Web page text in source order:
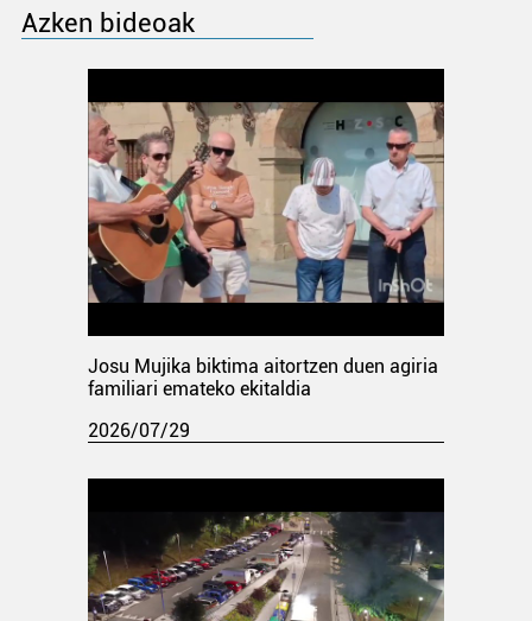
Azken bideoak
Josu Mujika biktima aitortzen duen agiria
familiari emateko ekitaldia
2026/07/29